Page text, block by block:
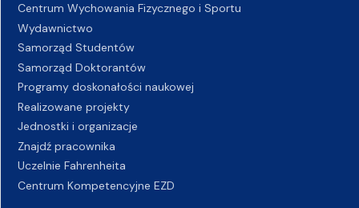
Centrum Wychowania Fizycznego i Sportu
Wydawnictwo
Samorząd Studentów
Samorząd Doktorantów
Programy doskonałości naukowej
Realizowane projekty
Jednostki i organizacje
Znajdź pracownika
Uczelnie Fahrenheita
Centrum Kompetencyjne EZD